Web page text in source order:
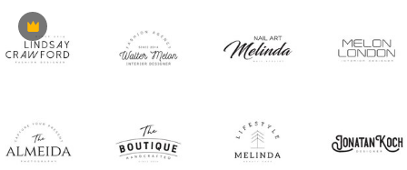
Premium